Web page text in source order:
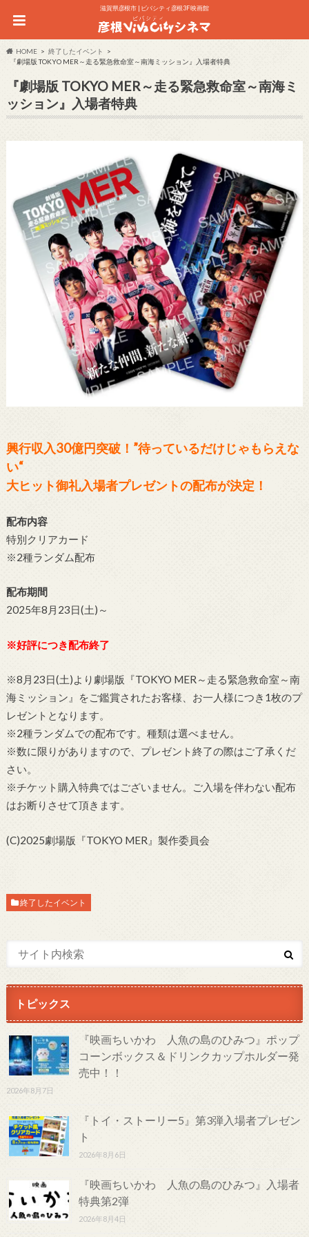
滋賀県彦根市 | ビバシティ彦根3F 映画館
HOME
終了したイベント
『劇場版 TOKYO MER～走る緊急救命室～南海ミッション』入場者特典
『劇場版 TOKYO MER～走る緊急救命室～南海ミ
ッション』入場者特典
興行収入30億円突破！”待っているだけじゃもらえな
い“
大ヒット御礼入場者プレゼントの配布が決定！
配布内容
特別クリアカード
※2種ランダム配布
配布期間
2025年8月23日(土)～
※好評につき配布終了
※8月23日(土)より劇場版『TOKYO MER～走る緊急救命室～南
海ミッション』をご鑑賞されたお客様、お一人様につき1枚のプ
レゼントとなります。
※2種ランダムでの配布です。種類は選べません。
※数に限りがありますので、プレゼント終了の際はご了承くだ
さい。
※チケット購入特典ではございません。ご入場を伴わない配布
はお断りさせて頂きます。
(C)2025劇場版『TOKYO MER』製作委員会
終了したイベント
トピックス
『映画ちいかわ 人魚の島のひみつ』ポップ
コーンボックス＆ドリンクカップホルダー発
売中！！
2026年8月7日
『トイ・ストーリー5』第3弾入場者プレゼン
ト
2026年8月6日
『映画ちいかわ 人魚の島のひみつ』入場者
特典第2弾
2026年8月4日